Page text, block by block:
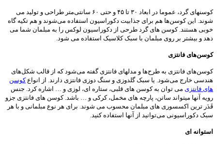
کوسنهای گرد، عموما در ابعاد ۳۰ تا ۴۵ و حتی ۶۰ سانتی‌متر طراحی و تولید می
شوند. این کوسن‌ها هم برای جذابیت دکوراسیون استفاده می‌شوند و هم تکیه گاه
خوبی هستند. کوسن های گرد طرحی از دکوراسیون لوکس را به مبلمان شما می
دهد و بیشتر بر روی مبلمان با سبک کلاسیک استفاده می شود.
کوسن‌های فانتزی
کوسن‌های فانتزی به طرح‌ها و مدلهای فانتزی گفته می‌شود که از قالب شکل‌های
هندسی خارج می‌شود. یا سبک گلدوزی و سنگ دوزی فانتزی دارند. از انواعکوسن
های فانتزی می توان به کوسن های قلبی، ستاره ای، لوزی و … اشاره کرد. جنس
رویه آنها میتواند ساتن، پارچه های مخمل، کرکی و … باشد. کوسن های فانتزی جزو
قَدَر ترین اکسسوری های مبلمان محسوب می شوند. برای هر نوع مبلمانی و با هر
سبک دکوراسیونی می‌توانید از آنها استفاده کنید.
استوانه ای